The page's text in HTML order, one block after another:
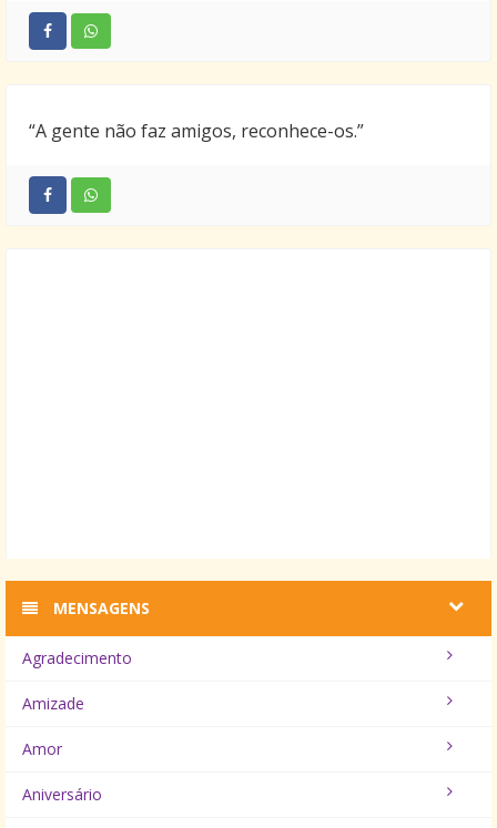
“A gente não faz amigos, reconhece-os.”
MENSAGENS
Agradecimento
Amizade
Amor
Aniversário